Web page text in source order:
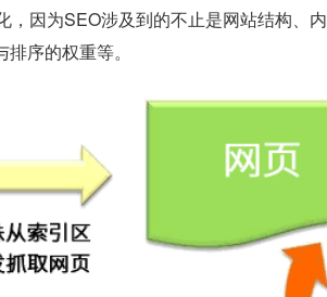
，因为SEO涉及到的不止是网站结构、
序的权重等。